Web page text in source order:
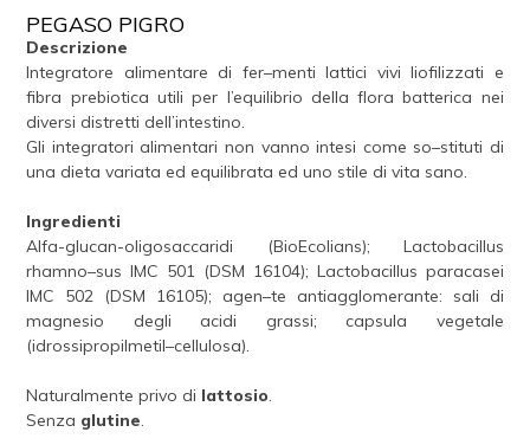
PEGASO PIGRO
Descrizione
Integratore alimentare di fer–menti lattici vivi liofilizzati e
fibra prebiotica utili per l’equilibrio della flora batterica nei
diversi distretti dell’intestino.
Gli integratori alimentari non vanno intesi come so–stituti di
una dieta variata ed equilibrata ed uno stile di vita sano.
Ingredienti
Alfa-glucan-oligosaccaridi (BioEcolians); Lactobacillus
rhamno–sus IMC 501 (DSM 16104); Lactobacillus paracasei
IMC 502 (DSM 16105); agen–te antiagglomerante: sali di
magnesio degli acidi grassi; capsula vegetale
(idrossipropilmetil–cellulosa).
Naturalmente privo di lattosio.
Senza glutine.